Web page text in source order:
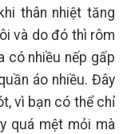
thân nhiệt tăng
và do đó thì rôm
có nhiều nếp gấp
áo nhiều. Đây
vì bạn có thể chỉ
quá mệt mỏi mà